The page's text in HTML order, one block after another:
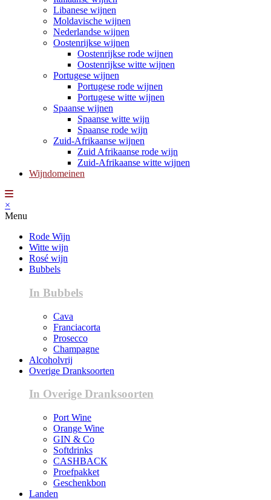
Libanese wijnen
Moldavische wijnen
Nederlandse wijnen
Oostenrijkse wijnen
Oostenrijkse rode wijnen
Oostenrijkse witte wijnen
Portugese wijnen
Portugese rode wijnen
Portugese witte wijnen
Spaanse wijnen
Spaanse witte wijn
Spaanse rode wijn
Zuid-Afrikaanse wijnen
Zuid Afrikaanse rode wijn
Zuid-Afrikaanse witte wijnen
Wijndomeinen
×
Menu
Rode Wijn
Witte wijn
Rosé wijn
Bubbels
In Bubbels
Cava
Franciacorta
Prosecco
Champagne
Alcoholvrij
Overige Dranksoorten
In Overige Dranksoorten
Port Wine
Orange Wine
GIN & Co
Softdrinks
CASHBACK
Proefpakket
Geschenkbon
Landen